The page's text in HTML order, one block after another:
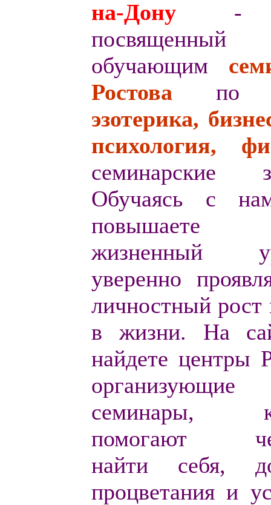
на-Дону
-
посвященный
обучающим с
Ростова по
эзотерика,
психология,
семинарские
Обучаясь с
повышаете
жизненный
уверенно
личностный рост
в жизни. На
найдете центры
организующие
семинары,
помогают
найти себя,
процветания и